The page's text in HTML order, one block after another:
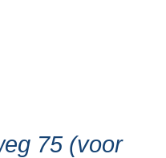
75 (voor